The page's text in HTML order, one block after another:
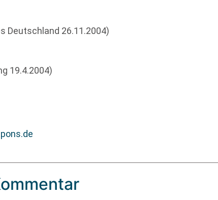
Deutschland 26.11.2004)
19.4.2004)